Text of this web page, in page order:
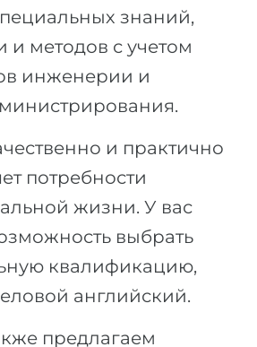
знаний,
и методов с учетом
инженерии и
и практично
потребности
жизни. У вас
выбрать
квалификацию,
английский.
предлагаем